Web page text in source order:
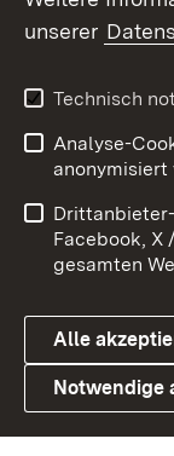
Youtube
Link zum
Impressum
Barrierefreiheit
Cookies
unserer
Technisch
Analyse-
Facebook, X
gesamten
Alle
Notwendige